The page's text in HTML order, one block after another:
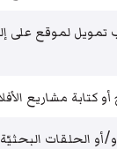
لموقع على
كتابة مشاريع
الحلقات